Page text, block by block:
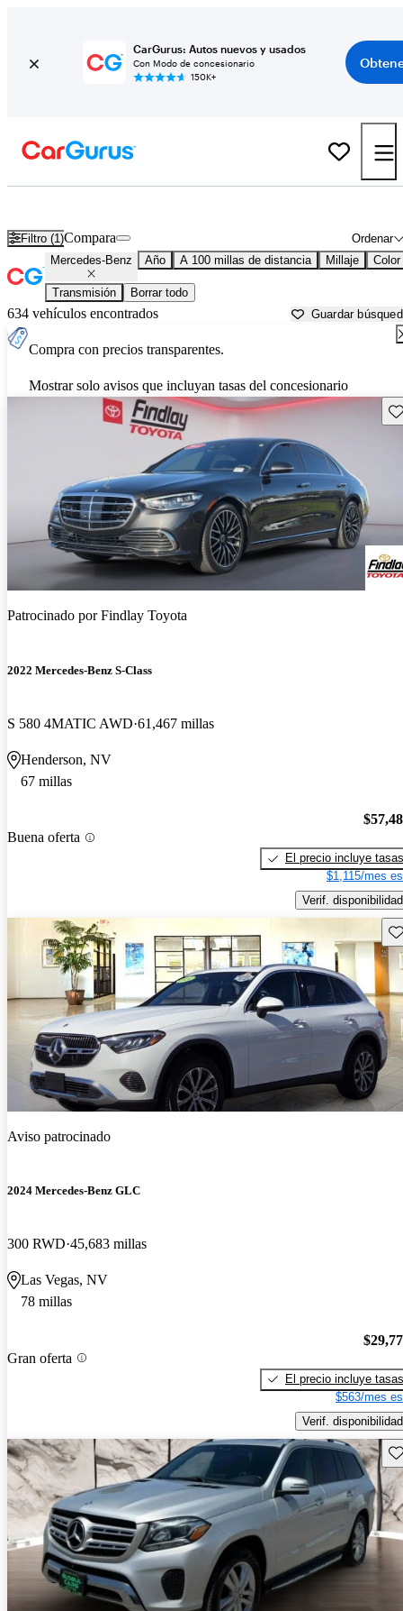
CarGurus: Autos nuevos y usados
Con Modo de concesionario
150K+
Filtro (1) Ordenar
Compara
Mercedes-Benz Año A 100 millas de distancia Millaje Color
Transmisión Borrar todo
634 vehículos encontrados Guardar
Compra con precios transparentes.
Mostrar solo avisos que incluyan tasas del concesionario
Patrocinado porFindlay Toyota
2022 Mercedes-Benz S-Class
S 580 4MATIC AWD 61,467 millas
Henderson, NV
67 millas
Buena oferta
El precio incluye tasas
$1,115/mes
Verif. disponibilidad
Aviso patrocinado
2024 Mercedes-Benz GLC
300 RWD 45,683 millas
Las Vegas, NV
78 millas
Gran oferta
El precio incluye tasas
$563/mes
Verif. disponibilidad